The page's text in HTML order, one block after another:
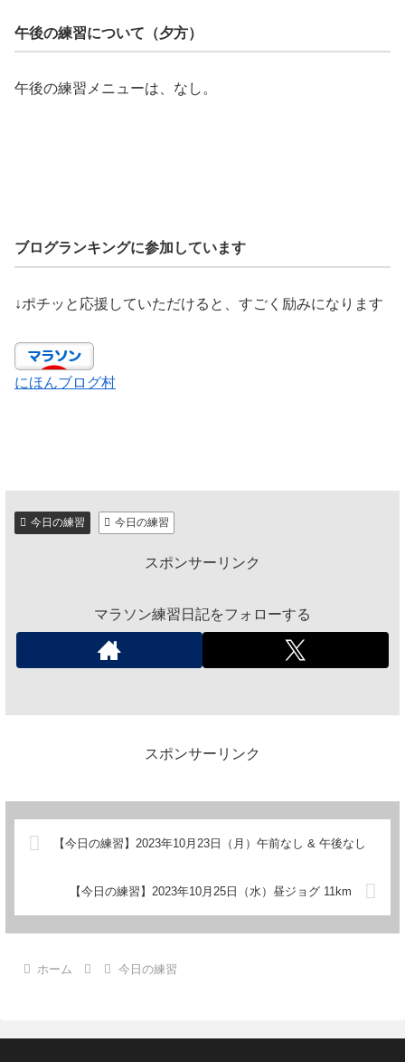
午後の練習について（夕方）
午後の練習メニューは、なし。
ブログランキングに参加しています
↓ポチッと応援していただけると、すごく励みになります
にほんブログ村
今日の練習 今日の練習
スポンサーリンク
マラソン練習日記をフォローする
スポンサーリンク
【今日の練習】2023年10月23日（月）午前なし & 午後なし
【今日の練習】2023年10月25日（水）昼ジョグ 11km
ホーム 今日の練習